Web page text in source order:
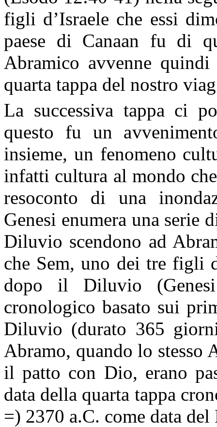
figli d’Israele che essi
paese di Canaan fu di
Abramico avvenne
quarta tappa del nostro
La successiva tappa ci
questo fu un
insieme, un fenomeno
infatti cultura al mondo
resoconto di una
Genesi enumera una serie
Diluvio scendono ad
che Sem, uno dei tre figli
dopo il Diluvio
cronologico basato sui
Diluvio (durato 365
Abramo, quando lo stesso
il patto con Dio, erano
data della quarta tappa
=) 2370 a.C. come data